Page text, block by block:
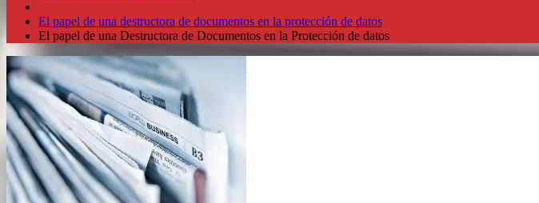
El papel de una destructora de documentos en la protección de datos
El papel de una Destructora de Documentos en la Protección de datos